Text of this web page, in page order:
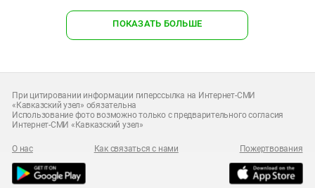
ПОКАЗАТЬ БОЛЬШЕ
При цитировании информации гиперссылка на Интернет-СМИ
«Кавказский узел» обязательна
Использование фото возможно только с предварительного согласия
Интернет-СМИ «Кавказский узел»
О нас Как связаться с нами Пожертвования